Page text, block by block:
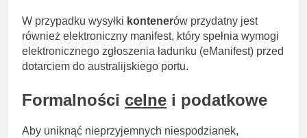
W przypadku wysyłki kontenerów przydatny jest
również elektroniczny manifest, który spełnia wymogi
elektronicznego zgłoszenia ładunku (eManifest) przed
dotarciem do australijskiego portu.
Formalności celne i podatkowe
Aby uniknąć nieprzyjemnych niespodzianek,